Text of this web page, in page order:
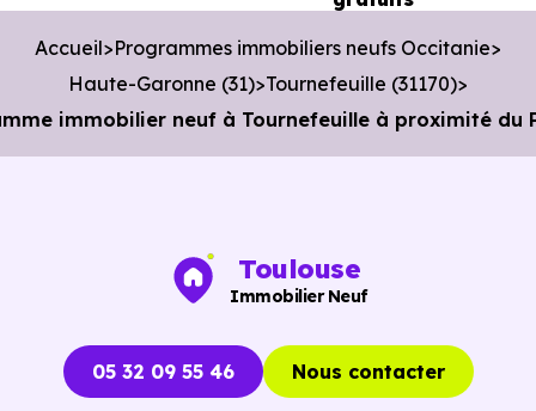
Poste :La Poste Saint Simon à 3.1 km, soit 6 min en
voiture ou à 3 km, soit 36 min à pied.
Bibliothèque :Médiathèque-Quai des arts à 3.6 km,
soit 7 min en voiture ou à 3 km, soit 36 min à pied.
Accueil Programmes immobiliers neufs Occitanie
Haute-Garonne (31) Tournefeuille (31170)
immobilier neuf à Tournefeuille à proximité du
Toulouse
Immobilier Neuf
05 32 09 55 46 Nous contacter